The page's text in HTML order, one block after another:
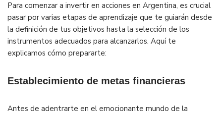
Para comenzar a invertir en acciones en Argentina, es crucial
pasar por varias etapas de aprendizaje que te guiarán desde
la definición de tus objetivos hasta la selección de los
instrumentos adecuados para alcanzarlos. Aquí te
explicamos cómo prepararte:
Establecimiento de metas financieras
Antes de adentrarte en el emocionante mundo de la